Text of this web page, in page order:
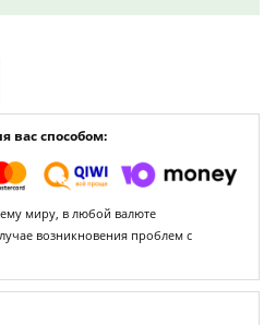
вас способом:
миру, в любой валюте
возникновения проблем с